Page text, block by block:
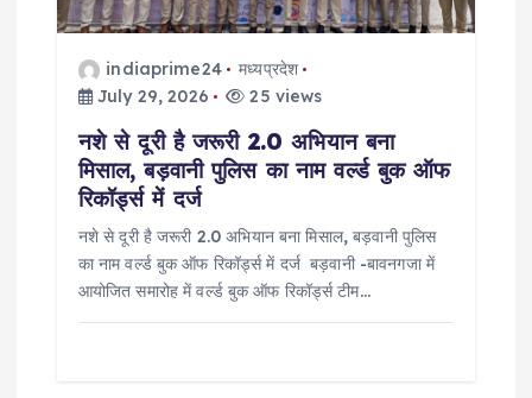
indiaprime24
मध्यप्रदेश
July 29, 2026
25 views
नशे से दूरी है जरूरी 2.0 अभियान बना
मिसाल, बड़वानी पुलिस का नाम वर्ल्ड बुक ऑफ
रिकॉर्ड्स में दर्ज
नशे से दूरी है जरूरी 2.0 अभियान बना मिसाल, बड़वानी पुलिस
का नाम वर्ल्ड बुक ऑफ रिकॉर्ड्स में दर्ज बड़वानी -बावनगजा में
आयोजित समारोह में वर्ल्ड बुक ऑफ रिकॉर्ड्स टीम…